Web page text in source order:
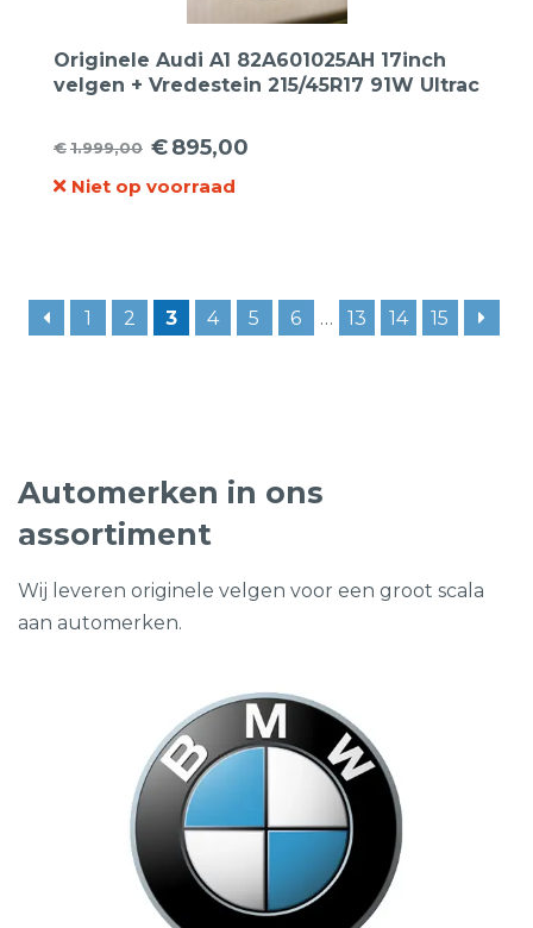
Originele Audi A1 82A601025AH 17inch
velgen + Vredestein 215/45R17 91W Ultrac
€1.999,00
Oorspronkelijke
prijs
€895,00
Huidige
prijs
Niet op voorraad
1 2 3 4 5 6 … 13 14 15
Automerken in ons
assortiment
Wij leveren originele velgen voor een groot scala
aan automerken.